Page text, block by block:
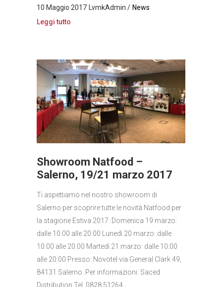
10 Maggio 2017 LvmkAdmin
News
Leggi tutto
Showroom Natfood –
Salerno, 19/21 marzo 2017
Ti aspettiamo nel nostro showroom di
Salerno per scoprire tutte le novità Natfood per
la stagione Estiva 2017. Domenica 19 marzo:
dalle 10:00 alle 20:00 Lunedì 20 marzo: dalle
10:00 alle 20:00 Martedì 21 marzo: dalle 10:00
alle 20:00 Presso: Novotel via General Clark 49,
84131 Salerno. Per informazioni: Saced
Distribution Tel. 0828 51264...